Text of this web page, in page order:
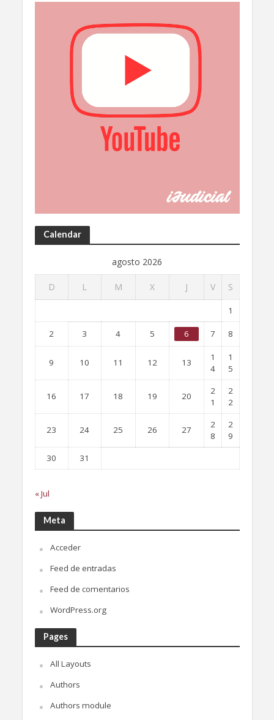
Calendar
agosto 2026
D L M X J V S
1
2 3 4 5 6 7 8
9 10 11 12 13
1
4
1
5
16 17 18 19 20
2
1
2
2
23 24 25 26 27
2
8
2
9
30
31
« Jul
Meta
Acceder
Feed de entradas
Feed de comentarios
WordPress.org
Pages
All Layouts
Authors
Authors module